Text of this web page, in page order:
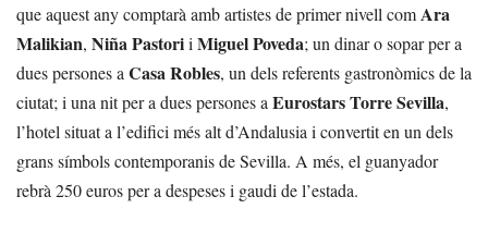
que aquest any comptarà amb artistes de primer nivell comAra
Malikian, Niña Pastorii Miguel Poveda; un dinar o sopar per a
dues persones a Casa Robles, un dels referents gastronòmics de la
ciutat; i una nit per a dues persones a Eurostars Torre Sevilla,
l’hotel situat a l’edifici més alt d’Andalusia i convertit en un dels
grans símbols contemporanis de Sevilla. A més, el guanyador
rebrà 250 euros per a despeses i gaudi de l’estada.